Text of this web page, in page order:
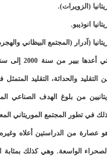
والحداثة، التقليد المتمثل
من بلوغ الهدف الصناعي
في تطور المجتمع الموريتاني
عصارة من الدراستين أعلاه
الواسعة. وهي كذلك بمثابة